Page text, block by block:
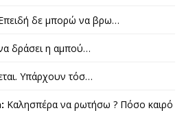
δε μπορώ να βρω…
δράσει η αμπού…
Υπάρχουν τόσ…
Καλησπέρα να ρωτήσω ? Πόσο καιρό